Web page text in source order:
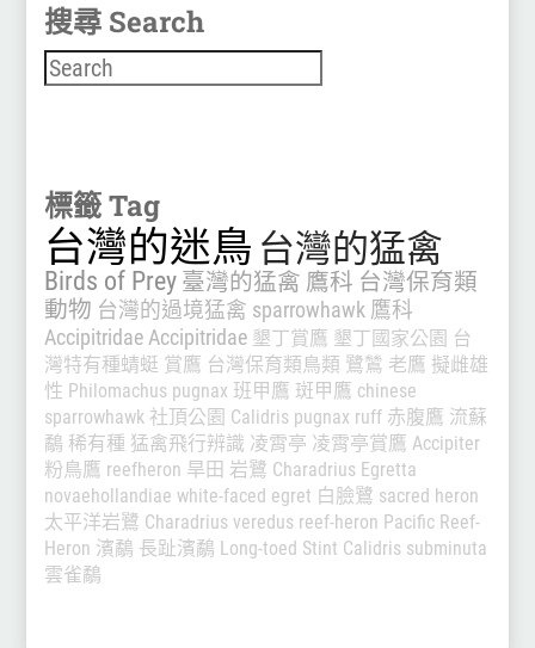
搜尋 Search
搜尋
標籤 Tag
台灣的迷鳥 台灣的猛禽
Birds of Prey 臺灣的猛禽 鷹科 台灣保育類
動物 台灣的過境猛禽 sparrowhawk 鷹科
Accipitridae Accipitridae 墾丁賞鷹 墾丁國家公園 台
灣特有種蜻蜓 賞鷹 台灣保育類鳥類 鷺鷥 老鷹 擬雌雄
性 Philomachus pugnax 班甲鷹 斑甲鷹 chinese
sparrowhawk 社頂公園 Calidris pugnax ruff 赤腹鷹 流蘇
鷸 稀有種 猛禽飛行辨識 凌霄亭 凌霄亭賞鷹 Accipiter
粉鳥鷹 reefheron 旱田 岩鷺 Charadrius Egretta
novaehollandiae white-faced egret 白臉鷺 sacred heron
太平洋岩鷺 Charadrius veredus reef-heron Pacific Reef-
Heron 濱鷸 長趾濱鷸 Long-toed Stint Calidris subminuta
雲雀鷸